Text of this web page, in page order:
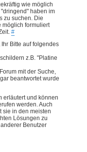
wie möglich
haben im
zu suchen. Die
möglich formuliert
#
Bitte auf folgendes
z.B. "Platine
mit der Suche,
beantwortet wurde
erläutert und können
werden. Auch
sie in den meisten
Lösungen zu
Benutzer